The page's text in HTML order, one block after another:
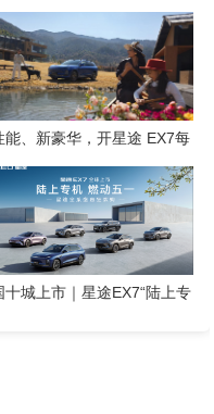
，爆单攻略轻松解锁！
能、新豪华，开星途 EX7每
都尽兴
十城上市｜星途EX7“陆上专